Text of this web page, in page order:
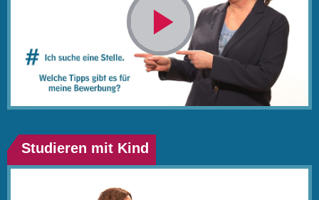
Video
abspielen
Studieren mit Kind